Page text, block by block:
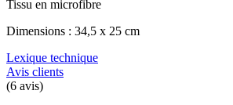
Tissu en microfibre
Dimensions : 34,5 x 25 cm
Lexique technique
Avis clients
(6 avis)